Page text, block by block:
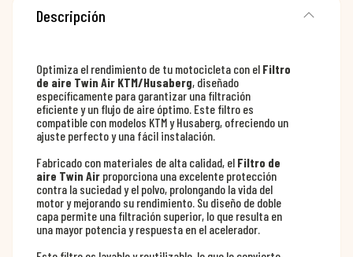
Descripción
Optimiza el rendimiento de tu motocicleta con el Filtro
de aire Twin Air KTM/Husaberg, diseñado
específicamente para garantizar una filtración
eficiente y un flujo de aire óptimo. Este filtro es
compatible con modelos KTM y Husaberg, ofreciendo un
ajuste perfecto y una fácil instalación.
Fabricado con materiales de alta calidad, el Filtro de
aire Twin Air proporciona una excelente protección
contra la suciedad y el polvo, prolongando la vida del
motor y mejorando su rendimiento. Su diseño de doble
capa permite una filtración superior, lo que resulta en
una mayor potencia y respuesta en el acelerador.